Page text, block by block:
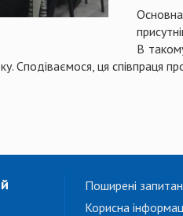
В
Сподіваємося, ця
Поширені
Корисна